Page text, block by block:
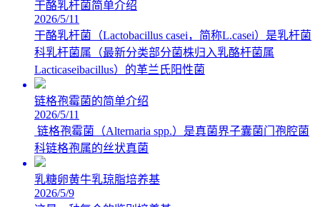
干酪乳杆菌简单介绍
2026/5/11
干酪乳杆菌（Lactobacillus casei，简称L.casei）是乳杆菌
科乳杆菌属（最新分类部分菌株归入乳酪杆菌属
Lacticaseibacillus）的革兰氏阳性菌
链格孢霉菌的简单介绍
2026/5/11
链格孢霉菌（Alternaria spp.）是真菌界子囊菌门孢腔菌
科链格孢属的丝状真菌
乳糖卵黄牛乳琼脂培养基
2026/5/9